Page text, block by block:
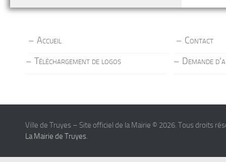
Accueil
Contact
Téléchargement de logos
Demande
Ville de Truyes – Site officiel de la Mairie © 2026. Tous droits
La Mairie de Truyes.